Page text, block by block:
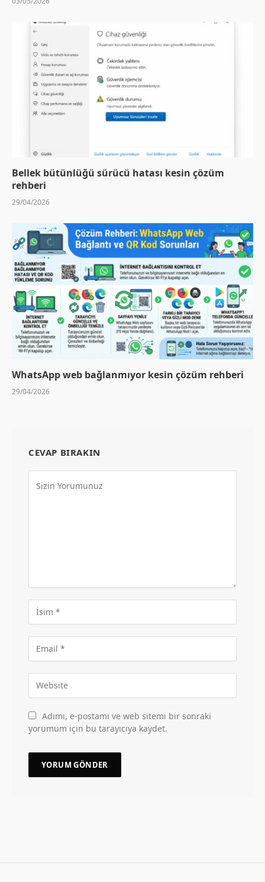
Bellek bütünlüğü sürücü hatası kesin çözüm
rehberi
29/04/2026
WhatsApp web bağlanmıyor kesin çözüm rehberi
29/04/2026
CEVAP BIRAKIN
Adımı, e-postamı ve web sitemi bir sonraki
yorumum için bu tarayıcıya kaydet.